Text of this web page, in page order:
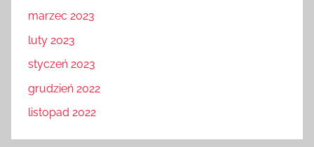
marzec 2023
luty 2023
styczeń 2023
grudzień 2022
listopad 2022